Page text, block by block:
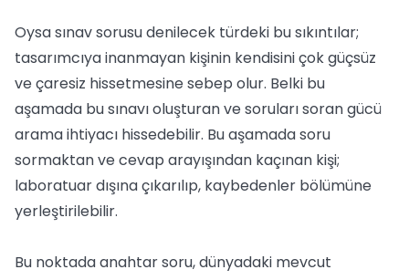
Oysa sınav sorusu denilecek türdeki bu sıkıntılar;
tasarımcıya inanmayan kişinin kendisini çok güçsüz
ve çaresiz hissetmesine sebep olur. Belki bu
aşamada bu sınavı oluşturan ve soruları soran gücü
arama ihtiyacı hissedebilir. Bu aşamada soru
sormaktan ve cevap arayışından kaçınan kişi;
laboratuar dışına çıkarılıp, kaybedenler bölümüne
yerleştirilebilir.
Bu noktada anahtar soru, dünyadaki mevcut